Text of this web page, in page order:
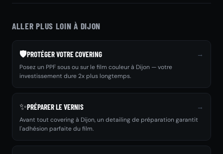
ALLER PLUS LOIN À DIJON
🛡️PROTÉGER VOTRE COVERING →
Posez un PPF sous ou sur le film couleur à Dijon — votre
investissement dure 2x plus longtemps.
✨PRÉPARER LE VERNIS →
Avant tout covering à Dijon, un detailing de préparation garantit
l'adhésion parfaite du film.